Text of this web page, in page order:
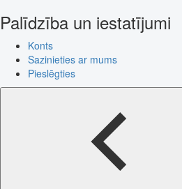
Palīdzība un iestatījumi
Konts
Sazinieties ar mums
Pieslēgties